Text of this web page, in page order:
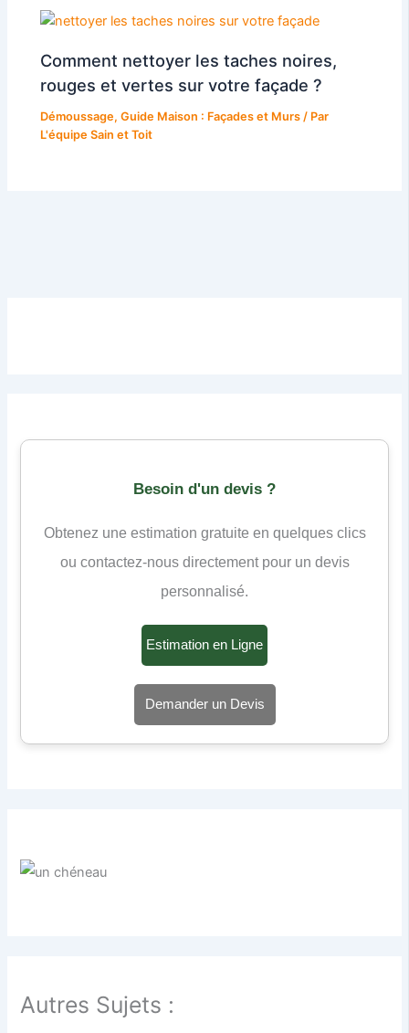
Comment nettoyer les taches noires,
rouges et vertes sur votre façade ?
Démoussage,Guide Maison : Façades et Murs / Par
L'équipe Sain et Toit
Besoin d'un devis ?
Obtenez une estimation gratuite en quelques clics
ou contactez-nous directement pour un devis
personnalisé.
Estimation en Ligne
Demander un Devis
Autres Sujets :